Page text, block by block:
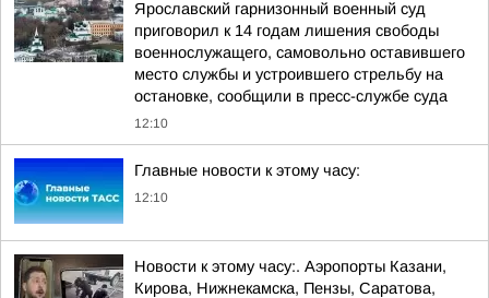
Ярославский гарнизонный военный суд
приговорил к 14 годам лишения свободы
военнослужащего, самовольно оставившего
место службы и устроившего стрельбу на
остановке, сообщили в пресс-службе суда
12:10
Главные новости к этому часу:
12:10
Новости к этому часу:. Аэропорты Казани,
Кирова, Нижнекамска, Пензы, Саратова,